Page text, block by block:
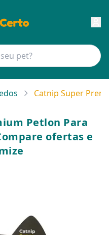
Catnip Super
Petlon Para
ofertas e